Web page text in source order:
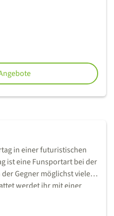
in einer futuristischen
ist eine Funsportart bei der
Gegner möglichst viele
werdet ihr mit einer
Phaser, und bekommt
dann kann es losgehen.